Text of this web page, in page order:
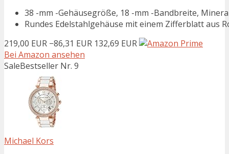
38 -mm -Gehäusegröße, 18 -mm -Bandbreite,
Rundes Edelstahlgehäuse mit einem Zifferblatt aus
219,00 EUR −86,31 EUR 132,69 EUR
Bei Amazon ansehen
SaleBestseller Nr. 9
Michael Kors